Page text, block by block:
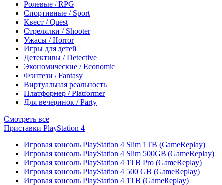
Ролевые / RPG
Спортивные / Sport
Квест / Quest
Стрелялки / Shooter
Ужасы / Horror
Игры для детей
Детективы / Detective
Экономические / Economic
Фэнтези / Fantasy
Виртуальная реальность
Платформер / Platformer
Для вечеринок / Party
Смотреть все
Приставки PlayStation 4
Игровая консоль PlayStation 4 Slim 1TB (GameReplay)
Игровая консоль PlayStation 4 Slim 500GB (GameReplay)
Игровая консоль PlayStation 4 1TB Pro (GameReplay)
Игровая консоль PlayStation 4 500 GB (GameReplay)
Игровая консоль PlayStation 4 1TB (GameReplay)